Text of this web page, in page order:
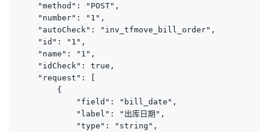
    "method": "POST",
    "number": "1",
    "autoCheck": "inv_tfmove_bill_order",
    "id": "1",
    "name": "1",
    "idCheck": true,
    "request": [
        {
            "field": "bill_date",
            "label": "出库日期",
            "type": "string",